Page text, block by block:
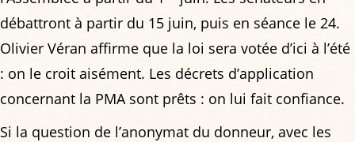
débattront à partir du 15 juin, puis en séance le 24.
Olivier Véran affirme que la loi sera votée d’ici à l’été
: on le croit aisément. Les décrets d’application
concernant la PMA sont prêts : on lui fait confiance.
Si la question de l’anonymat du donneur, avec les